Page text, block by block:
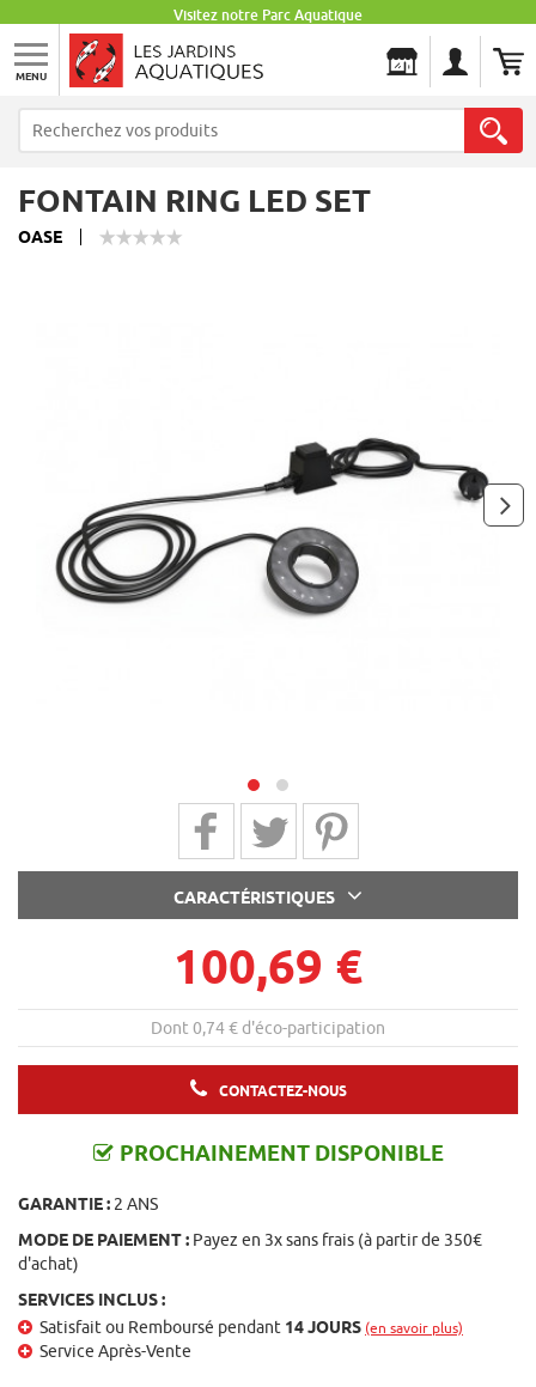
Visitez notre Parc Aquatique
MENU
FONTAIN RING LED SET
OASE
Partager sur Facebook
Partager sur Twitter
Partager sur Pinterest
CARACTÉRISTIQUES
100,69 €
Dont 0,74 € d'éco-participation
CONTACTEZ-NOUS
PROCHAINEMENT DISPONIBLE
GARANTIE : 2 ANS
MODE DE PAIEMENT : Payez en 3x sans frais (à partir de 350€
d'achat)
SERVICES INCLUS :
Satisfait ou Remboursé pendant 14 JOURS (en savoir plus)
Service Après-Vente